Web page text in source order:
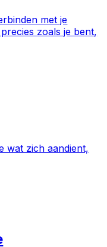
met je
zoals je bent,
wat zich aandient,